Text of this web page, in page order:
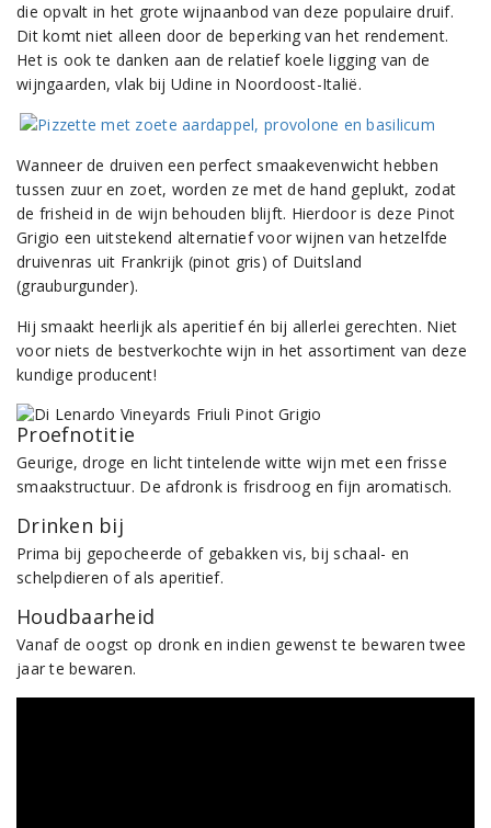
die opvalt in het grote wijnaanbod van deze populaire druif.
Dit komt niet alleen door de beperking van het rendement.
Het is ook te danken aan de relatief koele ligging van de
wijngaarden, vlak bij Udine in Noordoost-Italië.
Wanneer de druiven een perfect smaakevenwicht hebben
tussen zuur en zoet, worden ze met de hand geplukt, zodat
de frisheid in de wijn behouden blijft. Hierdoor is deze Pinot
Grigio een uitstekend alternatief voor wijnen van hetzelfde
druivenras uit Frankrijk (pinot gris) of Duitsland
(grauburgunder).
Hij smaakt heerlijk als aperitief én bij allerlei gerechten. Niet
voor niets de bestverkochte wijn in het assortiment van deze
kundige producent!
Proefnotitie
Geurige, droge en licht tintelende witte wijn met een frisse
smaakstructuur. De afdronk is frisdroog en fijn aromatisch.
Drinken bij
Prima bij gepocheerde of gebakken vis, bij schaal- en
schelpdieren of als aperitief.
Houdbaarheid
Vanaf de oogst op dronk en indien gewenst te bewaren twee
jaar te bewaren.